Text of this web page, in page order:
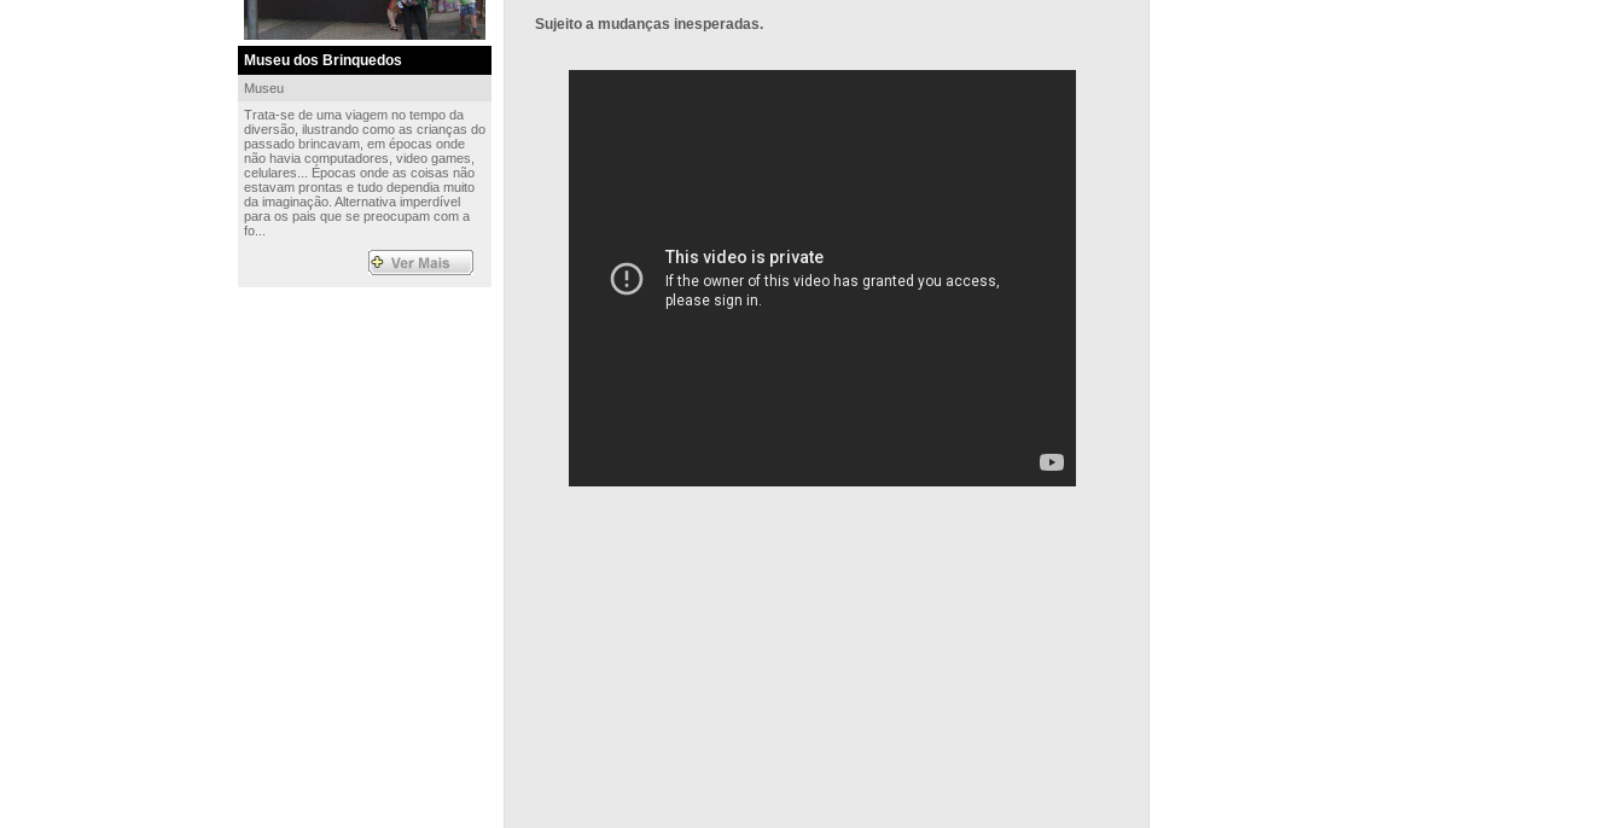
Museu dos Brinquedos
Museu
Trata-se de uma viagem no tempo da
diversão, ilustrando como as crianças do
passado brincavam, em épocas onde
não havia computadores, video games,
celulares... Épocas onde as coisas não
estavam prontas e tudo dependia muito
da imaginação. Alternativa imperdível
para os pais que se preocupam com a
fo...
Sujeito a mudanças inesperadas.